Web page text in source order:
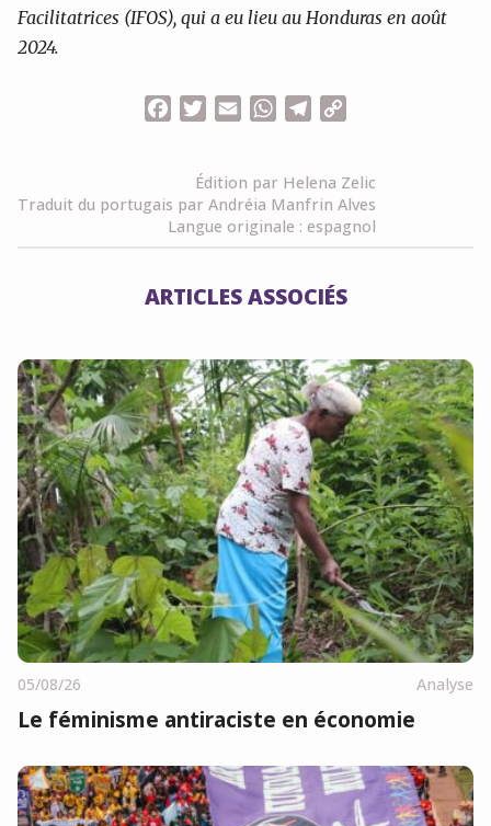
Facilitatrices (IFOS), qui a eu lieu au Honduras en août
2024.
FacebookTwitterEmailWhatsApp
Telegram
Édition par Helena Zelic
Traduit du portugais par Andréia Manfrin Alves
Langue originale : espagnol
ARTICLES ASSOCIÉS
05/08/26 Analyse
Le féminisme antiraciste en économie